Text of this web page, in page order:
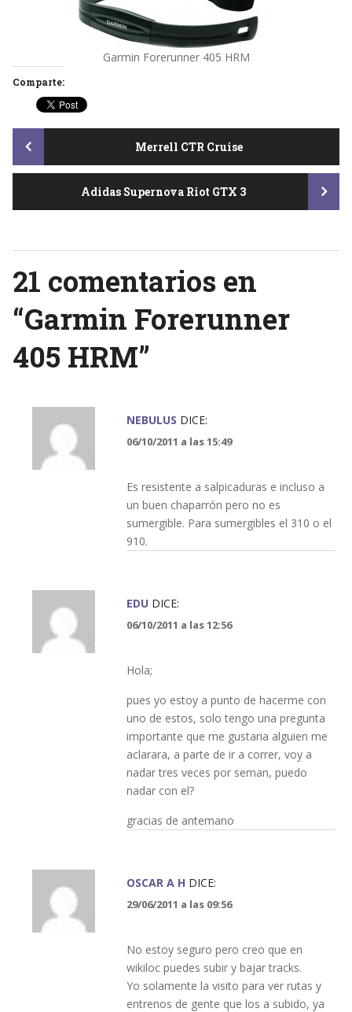
Garmin Forerunner 405 HRM
Comparte:
Post
navigation
Merrell CTR Cruise
Adidas Supernova Riot GTX 3
21 comentarios en
“Garmin Forerunner
405 HRM”
NEBULUS DICE:
06/10/2011 a las 15:49
Es resistente a salpicaduras e incluso a
un buen chaparrón pero no es
sumergible. Para sumergibles el 310 o el
910.
EDU DICE:
06/10/2011 a las 12:56
Hola;
pues yo estoy a punto de hacerme con
uno de estos, solo tengo una pregunta
importante que me gustaria alguien me
aclarara, a parte de ir a correr, voy a
nadar tres veces por seman, puedo
nadar con el?
gracias de antemano
OSCAR A H DICE:
29/06/2011 a las 09:56
No estoy seguro pero creo que en
wikiloc puedes subir y bajar tracks.
Yo solamente la visito para ver rutas y
entrenos de gente que los a subido, ya